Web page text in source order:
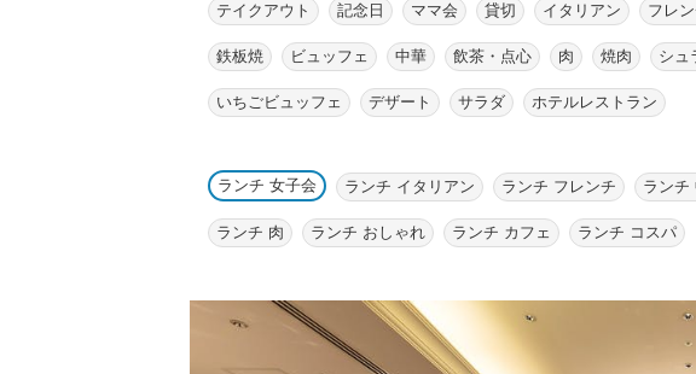
テイクアウト 記念日 ママ会 貸切 イタリアン フレ
鉄板焼 ビュッフェ 中華 飲茶・点心 肉 焼肉 シュ
いちごビュッフェ デザート サラダ ホテルレストラン
ランチ 女子会 ランチ イタリアン ランチ フレンチ ランチ
ランチ 肉 ランチ おしゃれ ランチ カフェ ランチ コスパ